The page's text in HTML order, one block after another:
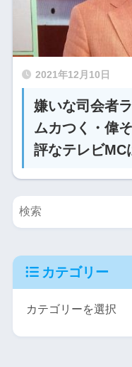
2021年12月10日
嫌いな司会者
ムカつく・偉
評なテレビMC
カテゴリー